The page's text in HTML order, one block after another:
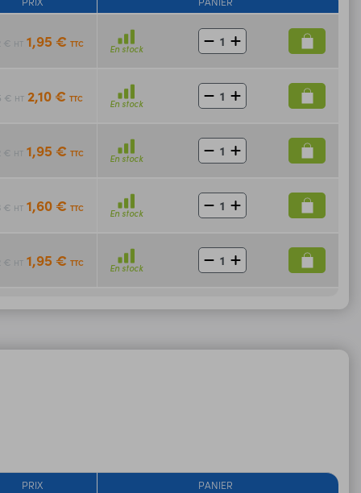
€ HT 1,95 €TTC En stock
€ HT 2,10 €TTC En stock
€ HT 1,95 €TTC En stock
€ HT 1,60 € TTC En stock
€ HT 1,95 €TTC En stock
PRIX PANIER